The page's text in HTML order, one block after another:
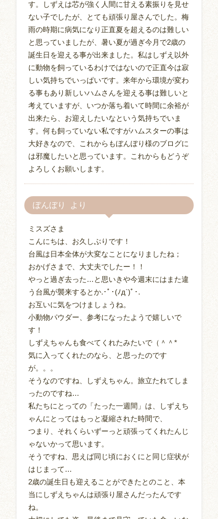
す。しずえは芯が強く人間に甘える素振りを見せ
ない子でしたが、とても頑張り屋さんでした。梅
雨の時期に病気になり正直夏を超えるのは難しい
と思っていましたが、暑い夏が過ぎ今月で2歳の
誕生日を迎える事が出来ました。私はしずえ以外
に動物を飼っているわけではないので正直今は寂
しい気持ちでいっぱいです。来年から環境が変わ
る事もあり新しいハムさんを迎える事は難しいと
考えていますが、いつか落ち着いて時間に余裕が
出来たら、お迎えしたいなという気持ちでいま
す。何も飼っていない私ですがハムスターの事は
大好きなので、これからもぼんぼり様のブログに
は邪魔したいと思っています。これからもどうぞ
よろしくお願いします。
ぼんぼり
ミスズさま
こんにちは、お久しぶりです！
台風は日本全体が大変なことになりましたね；
おかげさまで、大丈夫でしたー！！
やっと過ぎ去った…と思いきや今週末にはまた違
う台風が襲来するとか.･ﾟ･(ﾉд`)ﾟ･.
お互いに気をつけましょうね。
小動物パウダー、参考になったようで嬉しいで
す！
しずえちゃんも食べてくれたみたいで（＾＾*
気に入ってくれたのなら、と思ったのです
が。。。
そうなのですね、しずえちゃん。旅立たれてしま
ったのですね…
私たちにとっての「たった一週間」は、しずえち
ゃんにとってはもっと凝縮された時間で、
つまり、それくらいずーっと頑張ってくれたんじ
ゃないかって思います。
そうですね、思えば同じ頃におくにと同じ症状が
はじまって…
2歳の誕生日も迎えることができたとのこと、本
当にしずえちゃんは頑張り屋さんだったんです
ね。